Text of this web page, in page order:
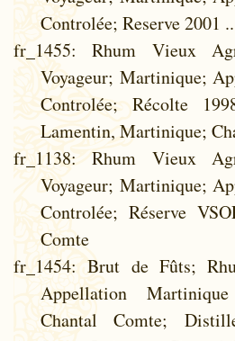
Controlée; Reserve 2001
fr_1455: Rhum Vieux
Voyageur; Martinique;
Controlée; Récolte
Lamentin, Martinique;
fr_1138: Rhum Vieux
Voyageur; Martinique;
Controlée; Réserve
Comte
fr_1454: Brut de Fûts;
Appellation
Chantal Comte;